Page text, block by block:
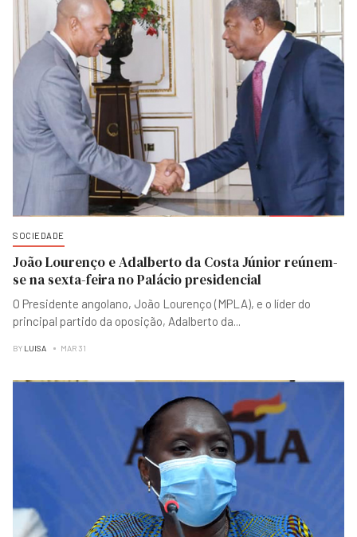
SOCIEDADE
João Lourenço e Adalberto da Costa Júnior reúnem-
se na sexta-feira no Palácio presidencial
O Presidente angolano, João Lourenço (MPLA), e o líder do
principal partido da oposição, Adalberto da...
BY LUISA MAR 31